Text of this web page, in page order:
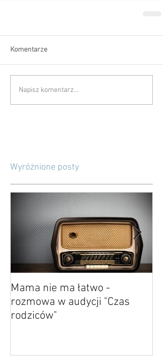
Komentarze
Napisz komentarz...
Wyróżnione posty
Mama nie ma łatwo -
rozmowa w audycji "Czas
rodziców"